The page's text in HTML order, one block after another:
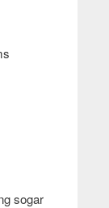
sogar